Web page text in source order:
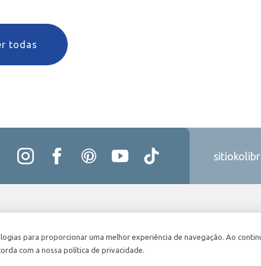
todas
para proporcionar uma melhor experiência de navegação. Ao
com a nossa política de privacidade.